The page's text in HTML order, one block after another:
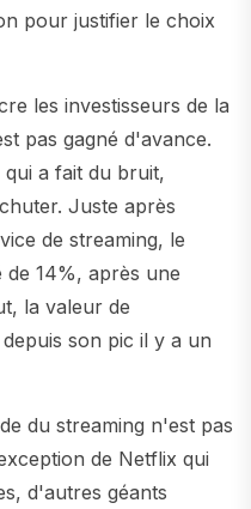
pour justifier le choix
les investisseurs de la
pas gagné d'avance.
a fait du bruit,
Juste après
de streaming, le
14%, après une
la valeur de
son pic il y a un
du streaming n'est pas
de Netflix qui
d'autres géants